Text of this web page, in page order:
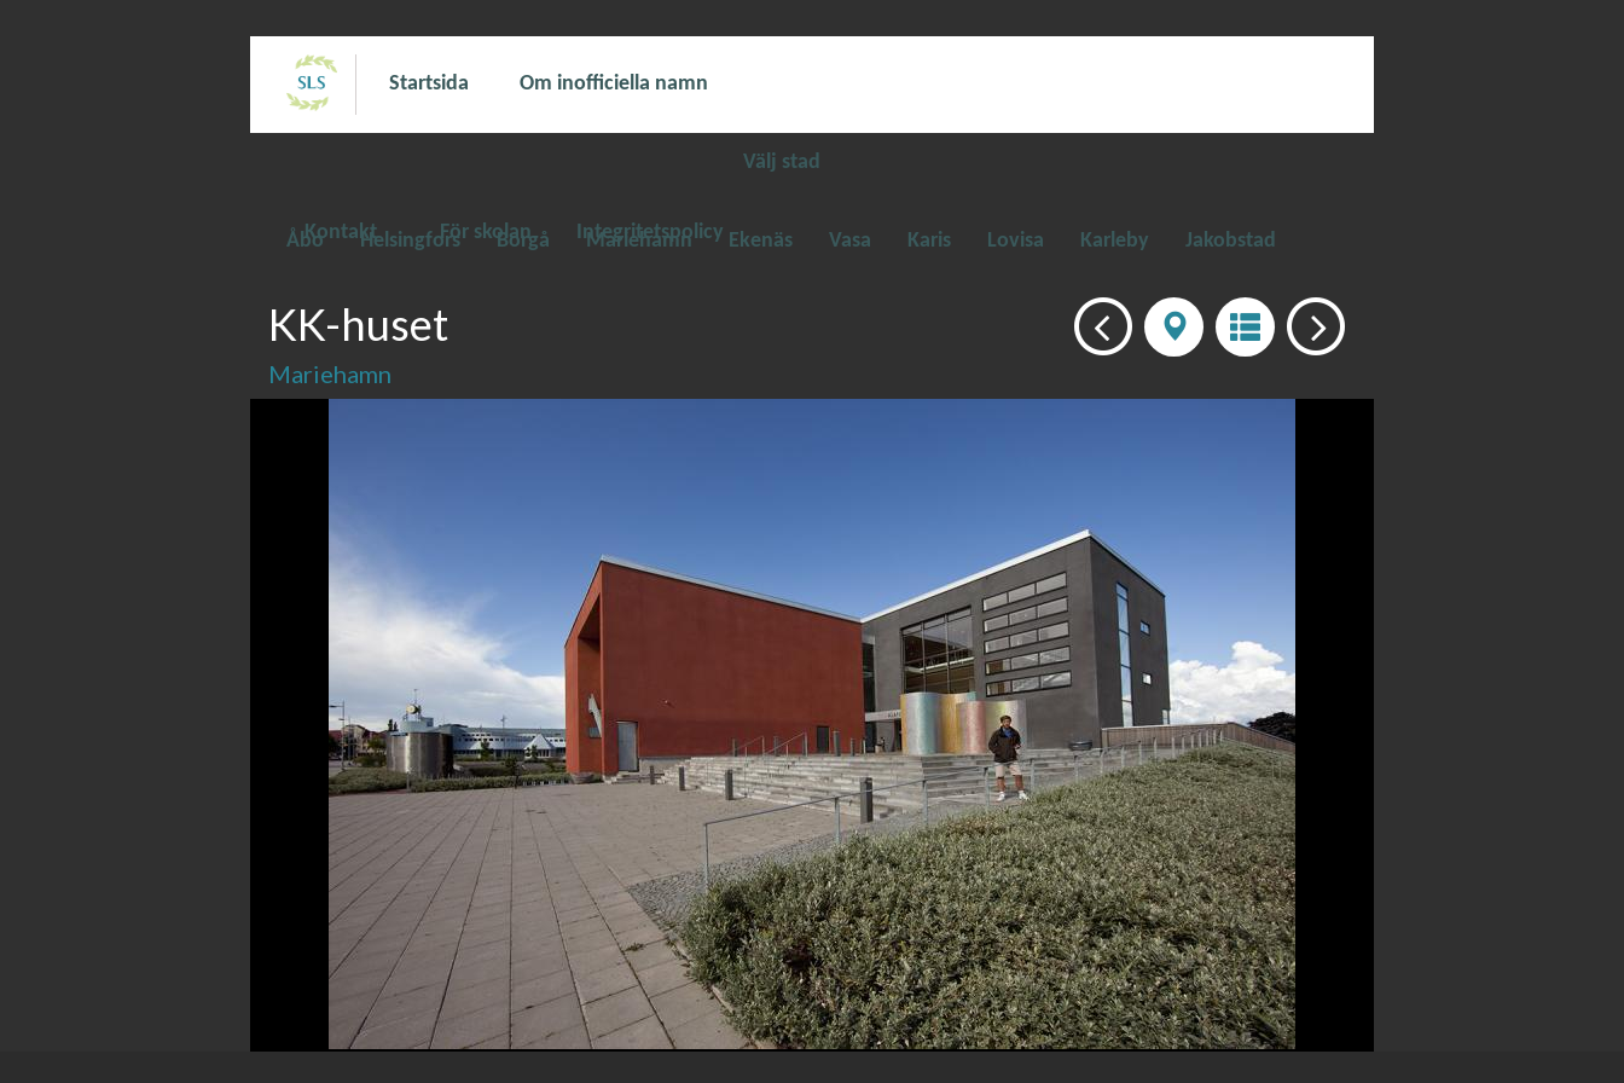
Startsida Om inofficiella namn
Välj stad
Åbo Helsingfors Borgå Mariehamn Ekenäs Vasa Karis Lovisa Karleby Jakobstad
Kontakt För skolan Integritetspolicy
KK-huset
Mariehamn